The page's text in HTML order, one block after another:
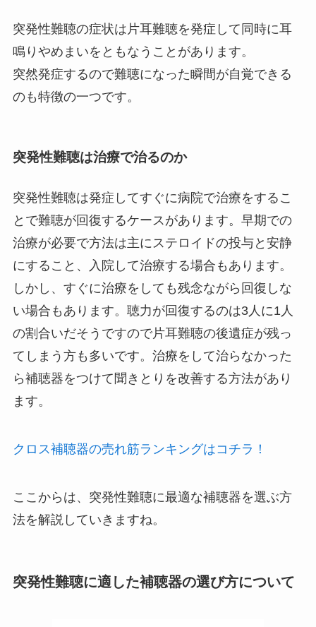
突発性難聴の症状は片耳難聴を発症して同時に耳
鳴りやめまいをともなうことがあります。
突然発症するので難聴になった瞬間が自覚できる
のも特徴の一つです。
突発性難聴は治療で治るのか
突発性難聴は発症してすぐに病院で治療をするこ
とで難聴が回復するケースがあります。早期での
治療が必要で方法は主にステロイドの投与と安静
にすること、入院して治療する場合もあります。
しかし、すぐに治療をしても残念ながら回復しな
い場合もあります。聴力が回復するのは3人に1人
の割合いだそうですので片耳難聴の後遺症が残っ
てしまう方も多いです。治療をして治らなかった
ら補聴器をつけて聞きとりを改善する方法があり
ます。
クロス補聴器の売れ筋ランキングはコチラ！
ここからは、突発性難聴に最適な補聴器を選ぶ方
法を解説していきますね。
突発性難聴に適した補聴器の選び方について